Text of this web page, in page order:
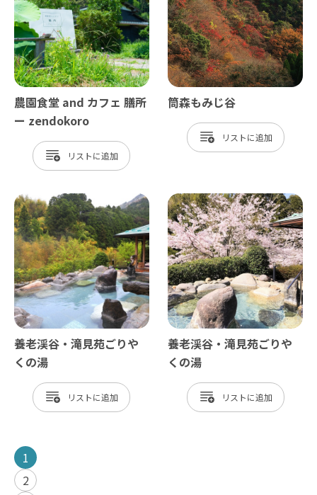
農園食堂 and カフェ 膳所
ー zendokoro
リスト
筒森もみじ谷
リスト
養老渓谷・滝見苑ごりや
くの湯
リスト
養老渓谷・滝見苑ごりや
くの湯
リスト
1
2